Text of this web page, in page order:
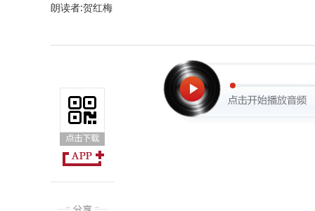
朗读者:贺红梅